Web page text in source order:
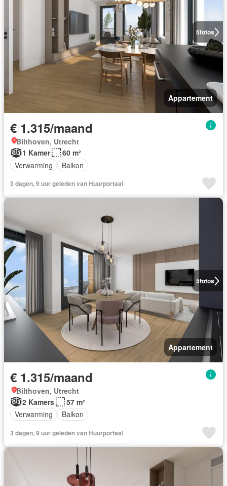
5fotos
Appartement
€ 1.315/maand
Bilthoven, Utrecht
1 Kamer
60 m²
Verwarming
Balkon
3 dagen, 9 uur geleden van Huurportaal
5fotos
Appartement
€ 1.315/maand
Bilthoven, Utrecht
2 Kamers
57 m²
Verwarming
Balkon
3 dagen, 9 uur geleden van Huurportaal